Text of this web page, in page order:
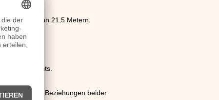
Sprung von 21,5 Metern.
Israel.
des Nordlichts.
schwierigen Beziehungen beider